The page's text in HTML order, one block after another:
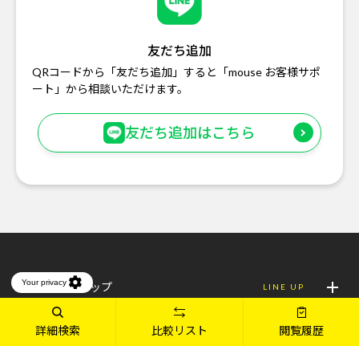
詳細検索 比較リスト 閲覧履歴
友だち追加
QRコードから「友だち追加」すると「mouse お客様サポ
ート」から相談いただけます。
友だち追加はこちら
製品ラインアップ LINE UP
ブランド BRAND